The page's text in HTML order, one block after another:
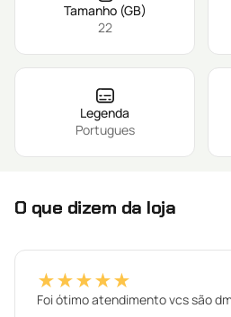
Tamanho (GB)
22
Legenda
Portugues
O que dizem da loja
★★★★★
Foi ótimo atendimento vcs são